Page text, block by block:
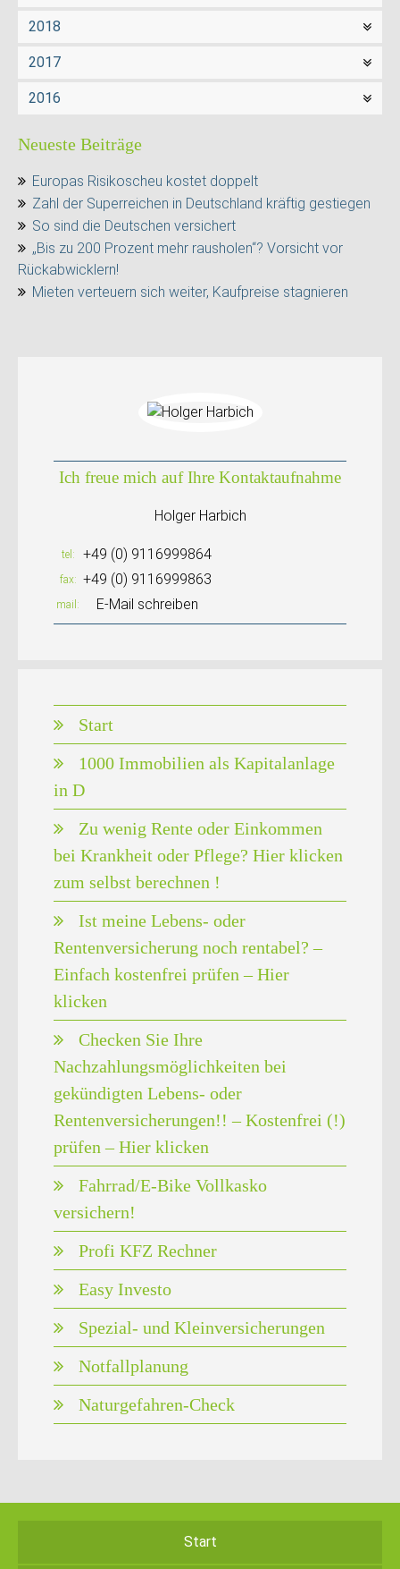
2018
2017
2016
Neueste Beiträge
Europas Risikoscheu kostet doppelt
Zahl der Superreichen in Deutschland kräftig gestiegen
So sind die Deutschen versichert
„Bis zu 200 Prozent mehr rausholen“? Vorsicht vor
Rückabwicklern!
Mieten verteuern sich weiter, Kaufpreise stagnieren
Ich freue mich auf Ihre Kontaktaufnahme
Holger Harbich
tel +49 (0) 9116999864
fax +49 (0) 9116999863
mail E-Mail schreiben
Start
1000 Immobilien als Kapitalanlage
in D
Zu wenig Rente oder Einkommen
bei Krankheit oder Pflege? Hier klicken
zum selbst berechnen !
Ist meine Lebens- oder
Rentenversicherung noch rentabel? –
Einfach kostenfrei prüfen – Hier
klicken
Checken Sie Ihre
Nachzahlungsmöglichkeiten bei
gekündigten Lebens- oder
Rentenversicherungen!! – Kostenfrei (!)
prüfen – Hier klicken
Fahrrad/E-Bike Vollkasko
versichern!
Profi KFZ Rechner
Easy Investo
Spezial- und Kleinversicherungen
Notfallplanung
Naturgefahren-Check
Start